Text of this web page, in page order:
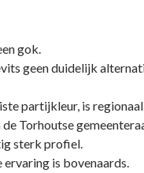
gok.
geen duidelijk
partijkleur, is
Torhoutse
sterk profiel.
is bovenaards.